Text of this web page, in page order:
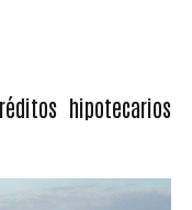
hipotecarios